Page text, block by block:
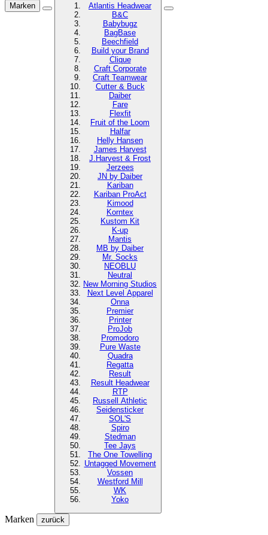
Marken
Atlantis Headwear
B&C
Babybugz
BagBase
Beechfield
Build your Brand
Clique
Craft Corporate
Craft Teamwear
Cutter & Buck
Daiber
Fare
Flexfit
Fruit of the Loom
Halfar
Helly Hansen
James Harvest
J.Harvest & Frost
Jerzees
JN by Daiber
Kariban
Kariban ProAct
Kimood
Korntex
Kustom Kit
K-up
Mantis
MB by Daiber
Mr. Socks
NEOBLU
Neutral
New Morning Studios
Next Level Apparel
Onna
Premier
Printer
ProJob
Promodoro
Pure Waste
Quadra
Regatta
Result
Result Headwear
RTP
Russell Athletic
Seidensticker
SOL'S
Spiro
Stedman
Tee Jays
The One Towelling
Untagged Movement
Vossen
Westford Mill
WK
Yoko
Marken zurück